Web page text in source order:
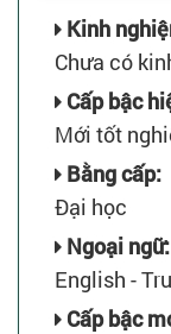
Kinh
Chưa có
Cấp bậc
Mới tốt
Bằng cấp:
Đại học
Ngoại ngữ:
English -
Cấp bậc